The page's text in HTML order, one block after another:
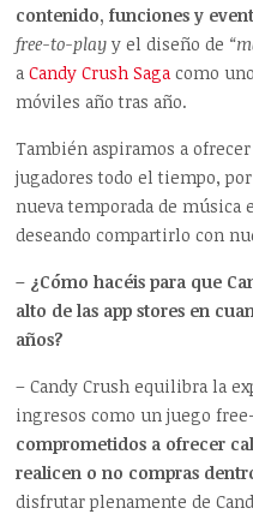
contenido, funciones y
free-to-play y el diseño de
aCandy Crush Sagacomo
móviles año tras año.
También aspiramos a
jugadores todo el tiempo,
nueva temporada de música
deseando compartirlo con
– ¿Cómo hacéis para que
alto de las app stores en
años?
– Candy Crush equilibra la
ingresos como un juego
comprometidos a ofrecer
realicen o no compras
disfrutar plenamente de